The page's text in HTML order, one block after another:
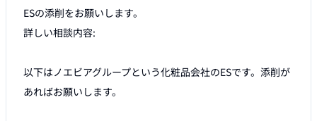
ESの添削をお願いします。
詳しい相談内容:
以下はノエビアグループという化粧品会社のESです。添削が
あればお願いします。